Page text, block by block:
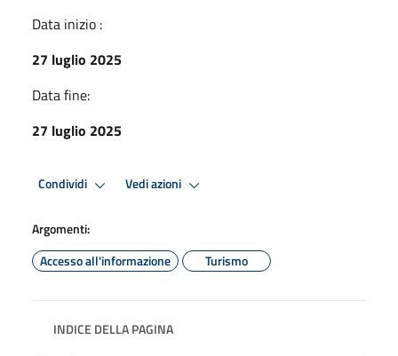
Data inizio :
27 luglio 2025
Data fine:
27 luglio 2025
Condividi Vedi azioni
Argomenti:
Accesso all'informazione
Turismo
INDICE DELLA PAGINA